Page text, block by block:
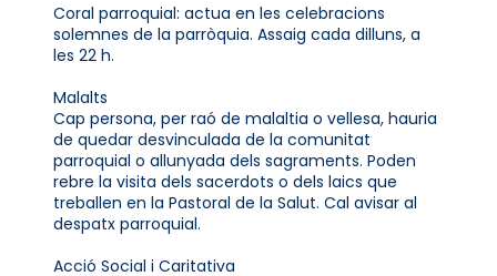
Coral parroquial: actua en les celebracions
solemnes de la parròquia. Assaig cada dilluns, a
les 22 h.
Malalts
Cap persona, per raó de malaltia o vellesa, hauria
de quedar desvinculada de la comunitat
parroquial o allunyada dels sagraments. Poden
rebre la visita dels sacerdots o dels laics que
treballen en la Pastoral de la Salut. Cal avisar al
despatx parroquial.
Acció Social i Caritativa